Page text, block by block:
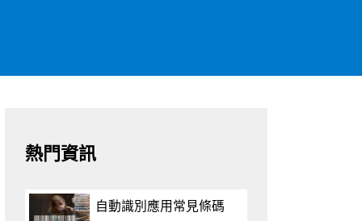
熱門資訊
自動識別應用常見條碼